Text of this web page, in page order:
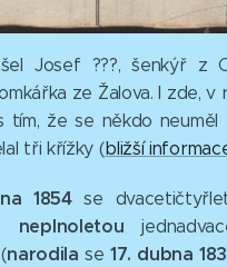
Josef ???, šenkýř z
ze Žalova. I zde, v
tím, že se někdo
tři křížky (bližší
1854se
neplnoletou
(narodila se 17. dubna